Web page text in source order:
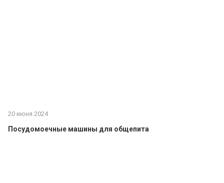
20 июня 2024
Посудомоечные машины для общепита